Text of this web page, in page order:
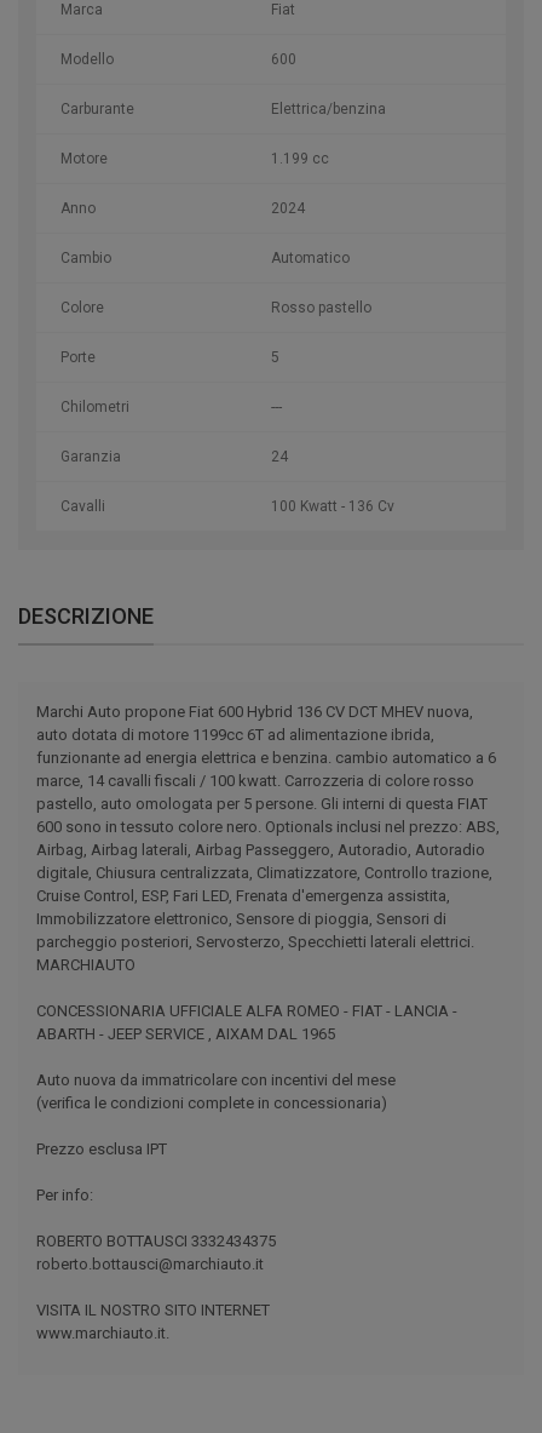
Marca Fiat
Modello 600
Carburante Elettrica/benzina
Motore 1.199 cc
Anno 2024
Cambio Automatico
Colore Rosso pastello
Porte 5
Chilometri ---
Garanzia 24
Cavalli 100 Kwatt - 136 Cv
DESCRIZIONE
Marchi Auto propone Fiat 600 Hybrid 136 CV DCT MHEV nuova,
auto dotata di motore 1199cc 6T ad alimentazione ibrida,
funzionante ad energia elettrica e benzina. cambio automatico a 6
marce, 14 cavalli fiscali / 100 kwatt. Carrozzeria di colore rosso
pastello, auto omologata per 5 persone. Gli interni di questa FIAT
600 sono in tessuto colore nero. Optionals inclusi nel prezzo: ABS,
Airbag, Airbag laterali, Airbag Passeggero, Autoradio, Autoradio
digitale, Chiusura centralizzata, Climatizzatore, Controllo trazione,
Cruise Control, ESP, Fari LED, Frenata d'emergenza assistita,
Immobilizzatore elettronico, Sensore di pioggia, Sensori di
parcheggio posteriori, Servosterzo, Specchietti laterali elettrici.
MARCHIAUTO
CONCESSIONARIA UFFICIALE ALFA ROMEO - FIAT - LANCIA -
ABARTH - JEEP SERVICE , AIXAM DAL 1965
Auto nuova da immatricolare con incentivi del mese
(verifica le condizioni complete in concessionaria)
Prezzo esclusa IPT
Per info:
ROBERTO BOTTAUSCI 3332434375
roberto.bottausci@marchiauto.it
VISITA IL NOSTRO SITO INTERNET
www.marchiauto.it.